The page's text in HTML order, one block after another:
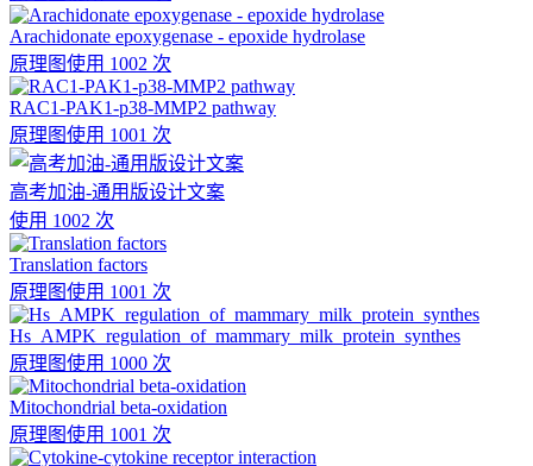
Arachidonate epoxygenase - epoxide hydrolase
原理图使用 1002 次
RAC1-PAK1-p38-MMP2 pathway
原理图使用 1001 次
高考加油-通用版设计文案
使用 1002 次
Translation factors
原理图使用 1001 次
Hs_AMPK_regulation_of_mammary_milk_protein_synthes
原理图使用 1000 次
Mitochondrial beta-oxidation
原理图使用 1001 次